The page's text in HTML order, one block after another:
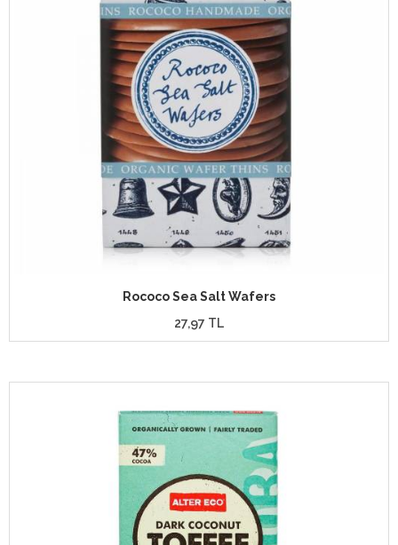
Rococo Sea Salt Wafers
27,97 TL